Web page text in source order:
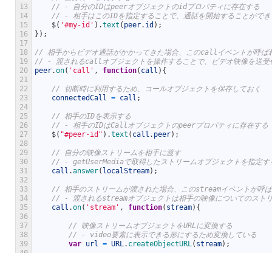
13
14
15
16
17
18
19
20
21
22
23
24
25
26
27
28
29
30
31
32
33
34
35
36
37
38
39
// - 自分のIDはpeerオブジェクトのidプロパティに存在する
// - 相手はこのIDを指定することで、通話を開始することができ
$( '#my-id' ) .text ( peer. id ) ;
} ) ;
// 相手からビデオ通話がかかってきた場合、このcallイベントが呼ば
// - 渡されるcallオブジェクトを操作することで、ビデオ映像を送受
peer.on( 'call' , function( call ) {
// 切断時に利用するため、コールオブジェクトを保存しておく
connectedCall = call ;
// 相手のIDを表示する
// - 相手のIDはCallオブジェクトのpeerプロパティに存在する
$( "#peer-id" ) .text ( call . peer) ;
// 自分の映像ストリームを相手に渡す
// - getUserMediaで取得したストリームオブジェクトを指定す
call .answer( localStream) ;
// 相手のストリームが渡された場合、このstreamイベントが呼
// - 渡されるstreamオブジェクトは相手の映像についてのスト
call .on( 'stream' , function( stream) {
// 映像ストリームオブジェクトをURLに変換する
// - video要素に表示できる形にするため変換している
var url = URL. createObjectURL( stream) ;